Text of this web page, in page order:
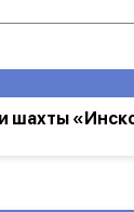
шахты